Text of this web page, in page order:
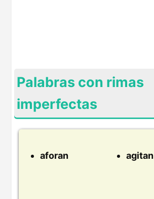
Palabras con rimas
imperfectas
aforan agitan